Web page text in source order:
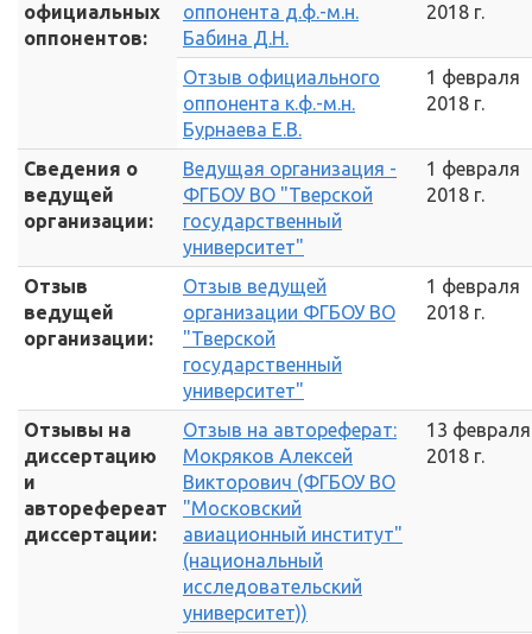
официальных
оппонентов:
оппонента д.ф.-м.н.
Бабина Д.Н.
2018 г.
Отзыв официального
оппонента к.ф.-м.н.
Бурнаева Е.В.
1 февраля
2018 г.
Сведения о
ведущей
организации:
Ведущая организация -
ФГБОУ ВО "Тверской
государственный
университет"
1 февраля
2018 г.
Отзыв
ведущей
организации:
Отзыв ведущей
организации ФГБОУ ВО
"Тверской
государственный
университет"
1 февраля
2018 г.
Отзывы на
диссертацию
и
авторефереат
диссертации:
Отзыв на автореферат:
Мокряков Алексей
Викторович (ФГБОУ ВО
"Московский
авиационный институт"
(национальный
исследовательский
университет))
13 февраля
2018 г.